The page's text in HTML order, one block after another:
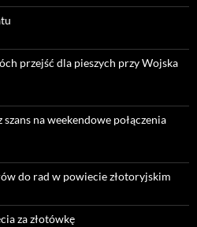
przejść dla pieszych przy Wojska
na weekendowe połączenia
do rad w powiecie złotoryjskim
za złotówkę